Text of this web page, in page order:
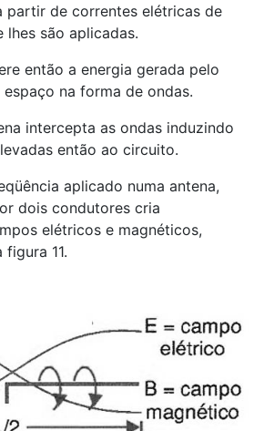
partir de correntes elétricas de
lhes são aplicadas.
então a energia gerada pelo
na forma de ondas.
intercepta as ondas induzindo
então ao circuito.
aplicado numa antena,
dois condutores cria
elétricos e magnéticos,
11.